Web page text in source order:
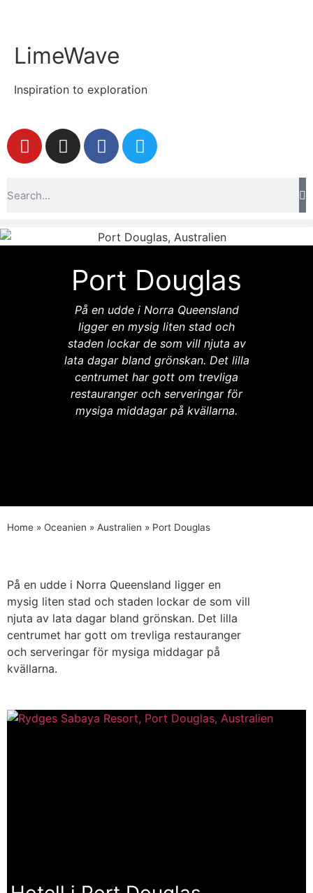
LimeWave
Inspiration to exploration
Port Douglas
På en udde i Norra Queensland
ligger en mysig liten stad och
staden lockar de som vill njuta av
lata dagar bland grönskan. Det lilla
centrumet har gott om trevliga
restauranger och serveringar för
mysiga middagar på kvällarna.
Home » Oceanien » Australien » Port Douglas
På en udde i Norra Queensland ligger en
mysig liten stad och staden lockar de som vill
njuta av lata dagar bland grönskan. Det lilla
centrumet har gott om trevliga restauranger
och serveringar för mysiga middagar på
kvällarna.